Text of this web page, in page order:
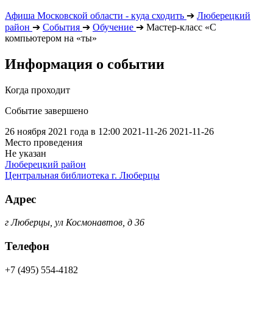
Афиша Московской области - куда сходить ➔ Люберецкий
район ➔ События ➔ Обучение ➔ Мастер-класс «С
компьютером на «ты»
Информация о событии
Когда проходит
Событие завершено
26 ноября 2021 года в 12:00 2021-11-26 2021-11-26
Место проведения
Не указан
Люберецкий район
Центральная библиотека г. Люберцы
Адрес
г Люберцы, ул Космонавтов, д 36
Телефон
+7 (495) 554-4182